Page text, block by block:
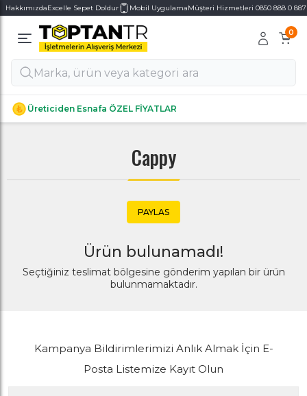
HakkımızdaExcelle Sepet Doldur Mobil UygulamaMüşteri Hizmetleri 0850 888 0 887
0
Üreticiden Esnafa ÖZEL FİYATLAR
Alt Kategoriler
Alt Kategoriler
Cappy
PAYLAS
Ürün bulunamadı!
Seçtiğiniz teslimat bölgesine gönderim yapılan bir ürün
bulunmamaktadır.
Kampanya Bildirimlerimizi Anlık Almak İçin E-
Posta Listemize Kayıt Olun